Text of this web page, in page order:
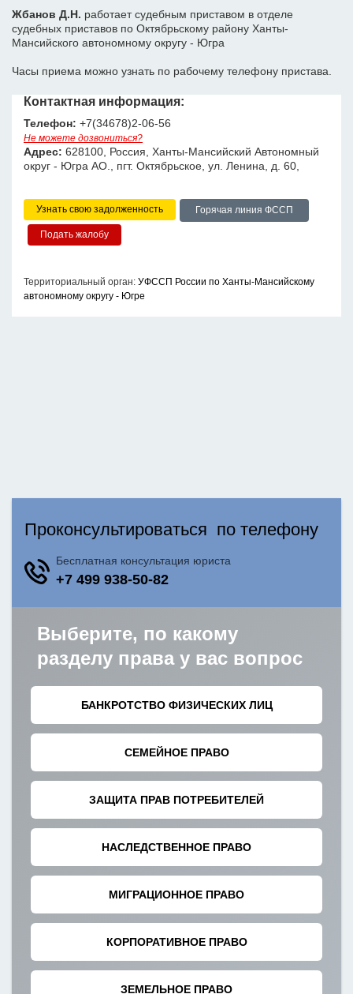
Жбанов Д.Н. работает судебным приставом в отделе
судебных приставов по Октябрьскому району Ханты-
Мансийского автономному округу - Югра
Часы приема можно узнать по рабочему телефону пристава.
Контактная информация:
Телефон: +7(34678)2-06-56
Не можете дозвониться?
Адрес: 628100, Россия, Ханты-Мансийский Автономный
округ - Югра АО., пгт. Октябрьское, ул. Ленина, д. 60,
Узнать свою задолженность Горячая линия ФССП
Территориальный орган: УФССП России по Ханты-Мансийскому
автономному округу - Югре